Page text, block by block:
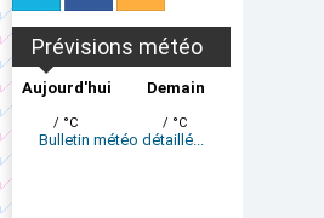
Prévisions météo
Aujourd'hui
/ °C
Demain
/ °C
Bulletin météo détaillé...